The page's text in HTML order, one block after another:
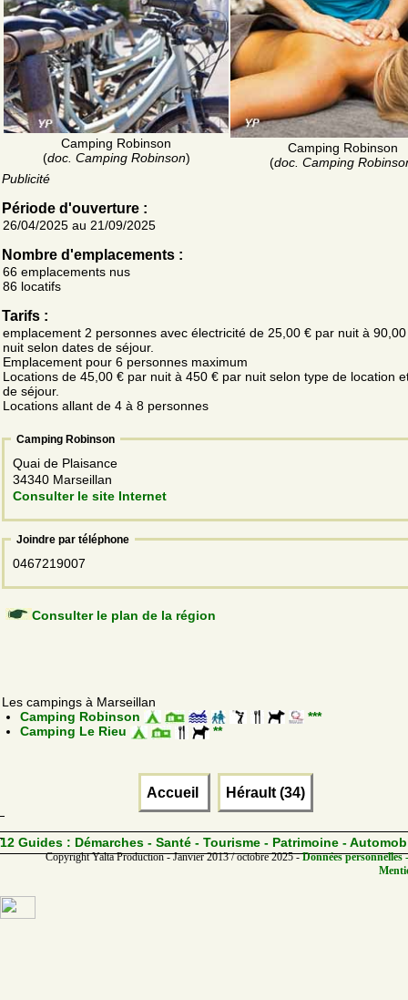
Camping Robinson
(doc. Camping Robinson)
Camping Robinson
(doc. Camping
Publicité
Période d'ouverture :
26/04/2025 au 21/09/2025
Nombre d'emplacements :
66 emplacements nus
86 locatifs
Tarifs :
emplacement 2 personnes avec électricité de 25,00 € par nuit à
nuit selon dates de séjour.
Emplacement pour 6 personnes maximum
Locations de 45,00 € par nuit à 450 € par nuit selon type de location
de séjour.
Locations allant de 4 à 8 personnes
Camping Robinson
Quai de Plaisance
34340 Marseillan
Consulter le site Internet
Joindre par téléphone
0467219007
Consulter le plan de la région
Les campings à Marseillan
Camping Robinson
***
Camping Le Rieu
**
Accueil Hérault (34)
12 Guides : Démarches - Santé - Tourisme - Patrimoine -
Copyright Yalta Production - Janvier 2013 / octobre 2025 -Données personnelles